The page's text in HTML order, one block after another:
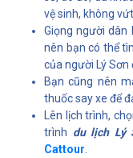
vệ sinh, không
Giọng người dân
nên bạn có thể
của người Lý Sơn
Bạn cũng nên
thuốc say xe để
Lên lịch trình,
trình du lịch Lý
Cattour